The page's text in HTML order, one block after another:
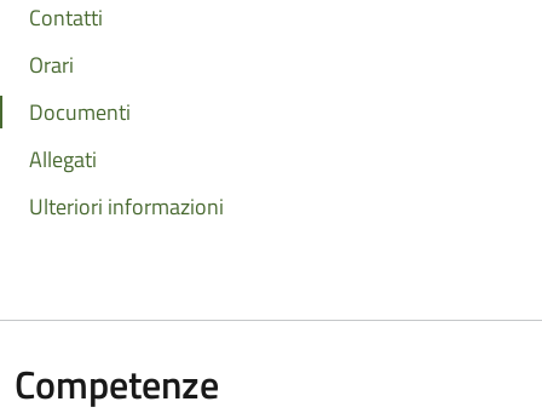
Contatti
Orari
Documenti
Allegati
Ulteriori informazioni
Competenze